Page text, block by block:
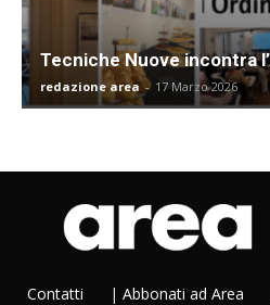
Tecniche Nuove incontra
redazione area - 17 Marzo 2026
Contatti | Abbonati ad Area